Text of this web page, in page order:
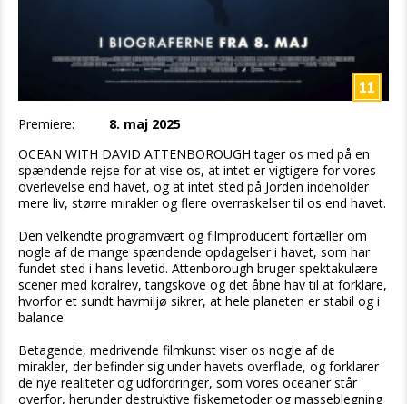
Premiere:
8. maj 2025
OCEAN WITH DAVID ATTENBOROUGH tager os med på en
spændende rejse for at vise os, at intet er vigtigere for vores
overlevelse end havet, og at intet sted på Jorden indeholder
mere liv, større mirakler og flere overraskelser til os end havet.
Den velkendte programvært og filmproducent fortæller om
nogle af de mange spændende opdagelser i havet, som har
fundet sted i hans levetid. Attenborough bruger spektakulære
scener med koralrev, tangskove og det åbne hav til at forklare,
hvorfor et sundt havmiljø sikrer, at hele planeten er stabil og i
balance.
Betagende, medrivende filmkunst viser os nogle af de
mirakler, der befinder sig under havets overflade, og forklarer
de nye realiteter og udfordringer, som vores oceaner står
overfor, herunder destruktive fiskemetoder og masseblegning